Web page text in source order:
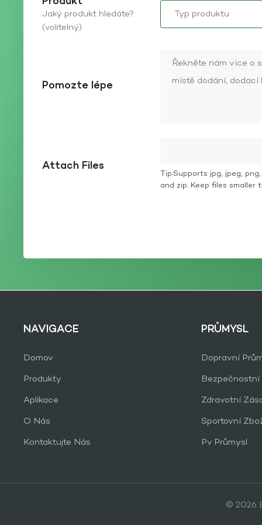
Jaký produkt hledáte?
(volitelný)
Pomozte lépe
Attach Files
Tip:Supports jpg, jpeg,
and zip. Keep files smaller
NAVIGACE
Domov
Produkty
Aplikace
O Nás
Kontaktujte Nás
PRŮMYSL
Dopravní
Zdravotní
Sportovní
Pv Průmysl
© 2026